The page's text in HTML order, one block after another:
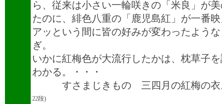
ら、従来は小さい一輪咲きの「米良」が
たのに、緋色八重の「鹿児島紅」が一番
アッという間に皆の好みが変わったよう
ぎ。
いかに紅梅色が大流行したかは、枕草子
わかる。・・・
すさまじきもの 三四月の紅梅
22段)